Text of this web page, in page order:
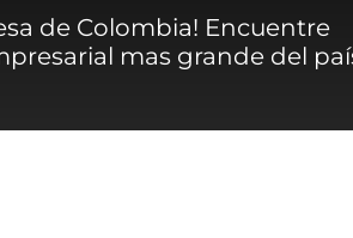
de Colombia! Encuentre
mas grande del